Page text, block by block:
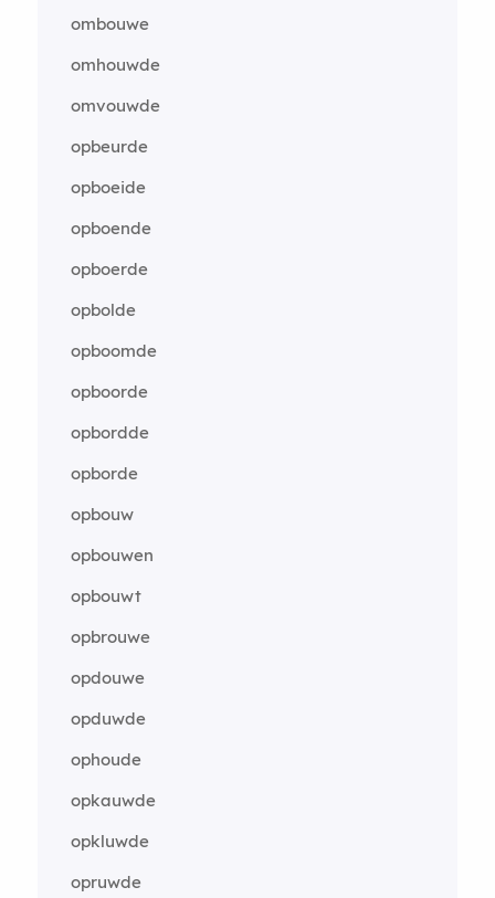
ombouwe
omhouwde
omvouwde
opbeurde
opboeide
opboende
opboerde
opbolde
opboomde
opboorde
opbordde
opborde
opbouw
opbouwen
opbouwt
opbrouwe
opdouwe
opduwde
ophoude
opkauwde
opkluwde
opruwde